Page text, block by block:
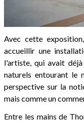
Avec cette
accueillir une
l'artiste, qui avait
naturels entourant le
perspective sur la
mais comme un
Entre les mains de